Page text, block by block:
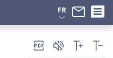
FR